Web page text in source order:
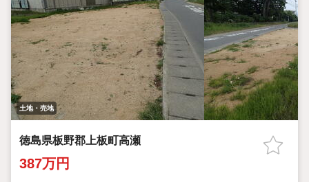
土地・売地
徳島県板野郡上板町高瀬
387万円